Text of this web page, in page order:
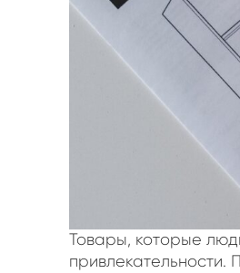
Товары, которые